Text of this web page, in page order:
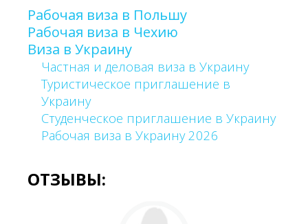
Рабочая виза в Польшу
Рабочая виза в Чехию
Виза в Украину
Частная и деловая виза в Украину
Туристическое приглашение в
Украину
Студенческое приглашение в Украину
Рабочая виза в Украину 2026
ОТЗЫВЫ: